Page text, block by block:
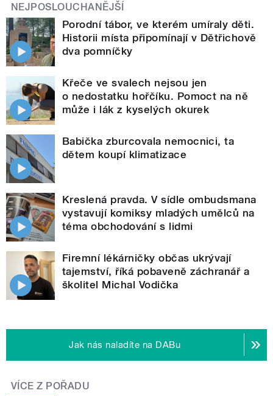
NEJPOSLOUCHANĚJŠÍ
Porodní tábor, ve kterém umíraly děti.
Historii místa připomínají v Dětřichově
dva pomníčky
Křeče ve svalech nejsou jen
o nedostatku hořčíku. Pomoct na ně
může i lák z kyselých okurek
Babička zburcovala nemocnici, ta
dětem koupí klimatizace
Kreslená pravda. V sídle ombudsmana
vystavují komiksy mladých umělců na
téma obchodování s lidmi
Firemní lékárničky občas ukrývají
tajemství, říká pobaveně záchranář a
školitel Michal Vodička
Jak nás naladíte na DABu
VÍCE Z POŘADU